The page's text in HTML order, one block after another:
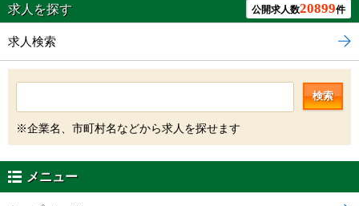
求人を探す 公開求人数20899件
求人検索
検索
※企業名、市町村名などから求人を探せます
メニュー